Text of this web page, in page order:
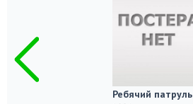
Ребячий патруль